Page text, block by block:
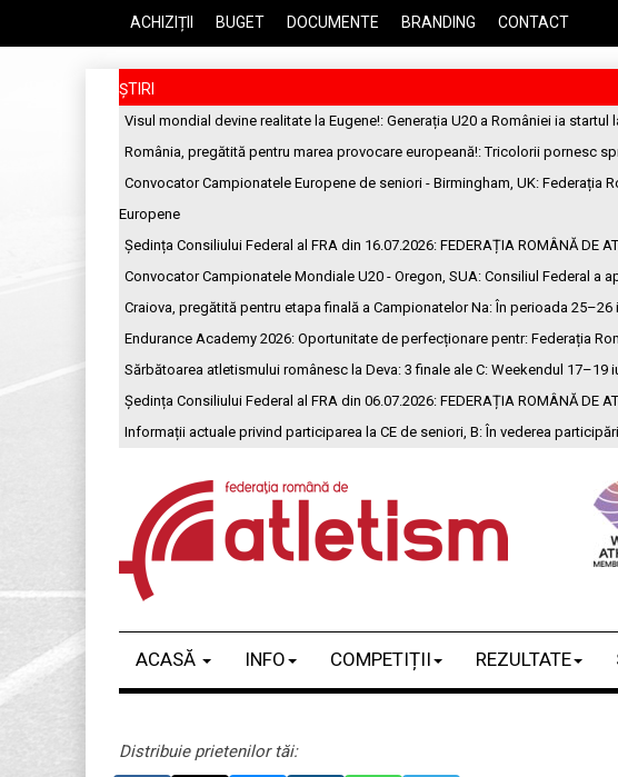
ACHIZIȚII BUGET DOCUMENTE BRANDING CONTACT
ȘTIRI
Visul mondial devine realitate la Eugene!: Generația U20 a României ia
România, pregătită pentru marea provocare europeană!: Tricolorii pornesc
Convocator Campionatele Europene de seniori - Birmingham, UK: Federația
Europene
Ședința Consiliului Federal al FRA din 16.07.2026: FEDERAȚIA ROMÂNĂ DE
Convocator Campionatele Mondiale U20 - Oregon, SUA: Consiliul Federal a
Craiova, pregătită pentru etapa finală a Campionatelor Na: În perioada 25–26
Endurance Academy 2026: Oportunitate de perfecționare pentr: Federația
Sărbătoarea atletismului românesc la Deva: 3 finale ale C: Weekendul 17–19
Ședința Consiliului Federal al FRA din 06.07.2026: FEDERAȚIA ROMÂNĂ DE
Informații actuale privind participarea la CE de seniori, B: În vederea
ACASĂ INFO COMPETIȚII REZULTATE
Distribuie prietenilor tăi: